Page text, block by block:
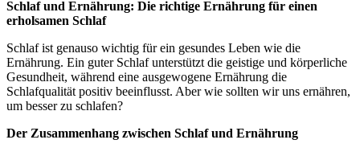
Schlaf und Ernährung: Die richtige Ernährung für einen
erholsamen Schlaf
Schlaf ist genauso wichtig für ein gesundes Leben wie die
Ernährung. Ein guter Schlaf unterstützt die geistige und körperliche
Gesundheit, während eine ausgewogene Ernährung die
Schlafqualität positiv beeinflusst. Aber wie sollten wir uns ernähren,
um besser zu schlafen?
Der Zusammenhang zwischen Schlaf und Ernährung